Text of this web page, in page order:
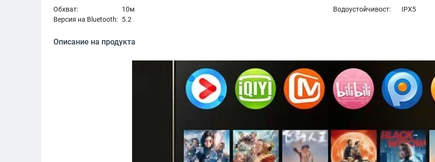
Обхват: 10м Водоустойчивост:
IPX5
Версия на Bluetooth: 5.2
Описание на продукта